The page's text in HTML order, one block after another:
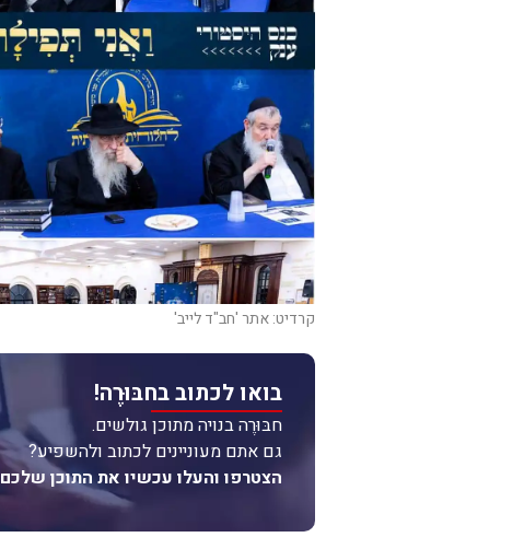
קרדיט: אתר 'חב"ד לייב'
בואו לכתוב בחבּוּרֶה!
חבּוּרֶה בנויה מתוכן גולשים.
גם אתם מעוניינים לכתוב ולהשפיע?
הצטרפו והעלו עכשיו את התוכן שלכם